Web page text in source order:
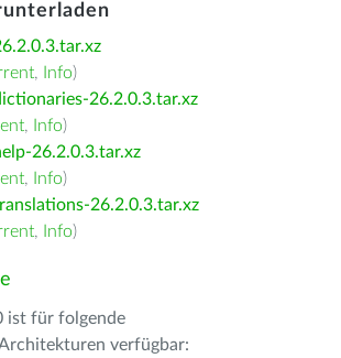
, Info)
26.2.0.3.tar.xz
, Info)
26.2.0.3.tar.xz
, Info)
26.2.0.3.tar.xz
, Info)
ist für folgende
verfügbar: